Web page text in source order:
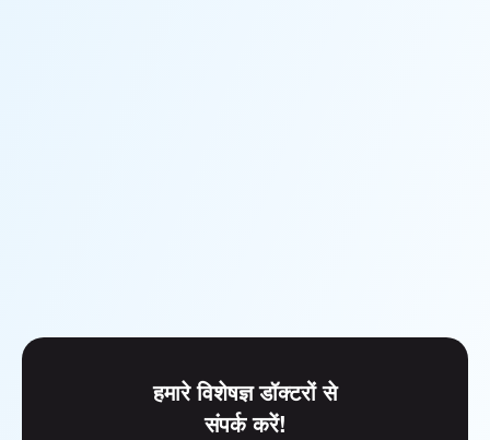
हमारे विशेषज्ञ डॉक्टरों से
संपर्क करें!